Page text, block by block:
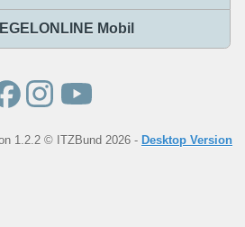
Mobil
1.2.2 © ITZBund 2026 - Desktop Version